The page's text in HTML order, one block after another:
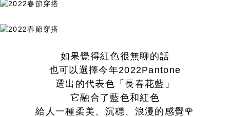
如果覺得紅色很無聊的話
也可以選擇今年2022Pantone
選出的代表色「長春花藍」
它融合了藍色和紅色
給人一種柔美、沉穩、浪漫的感覺🌹